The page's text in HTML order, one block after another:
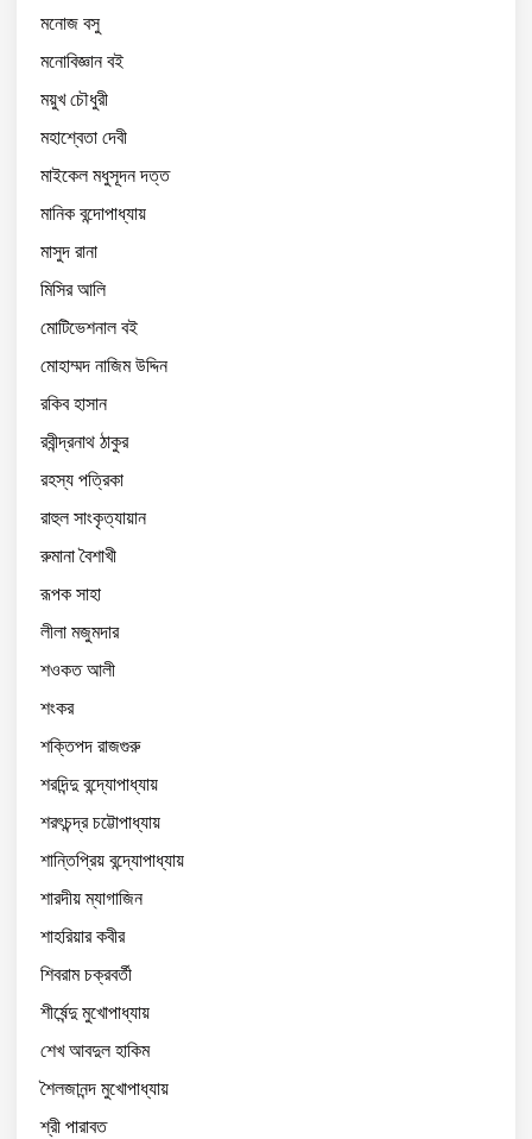
মনোজ বসু
মনোবিজ্ঞান বই
ময়ুখ চৌধুরী
মহাশ্বেতা দেবী
মাইকেল মধুসূদন দত্ত
মানিক বন্দোপাধ্যায়
মাসুদ রানা
মিসির আলি
মোটিভেশনাল বই
মোহাম্মদ নাজিম উদ্দিন
রকিব হাসান
রবীন্দ্রনাথ ঠাকুর
রহস্য পত্রিকা
রাহুল সাংকৃত্যায়ান
রুমানা বৈশাখী
রূপক সাহা
লীলা মজুমদার
শওকত আলী
শংকর
শক্তিপদ রাজগুরু
শরদিন্দু বন্দ্যোপাধ্যায়
শরৎচন্দ্র চট্টোপাধ্যায়
শান্তিপ্রিয় বন্দ্যোপাধ্যায়
শারদীয় ম্যাগাজিন
শাহরিয়ার কবীর
শিবরাম চক্রবর্তী
শীর্ষেন্দু মুখোপাধ্যায়
শেখ আবদুল হাকিম
শৈলজানন্দ মুখোপাধ্যায়
শ্রী পারাবত